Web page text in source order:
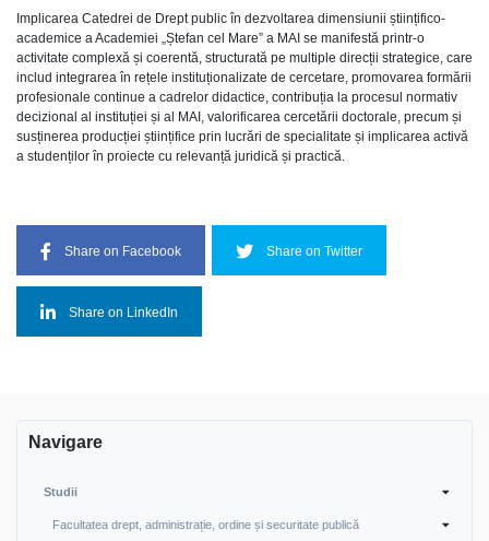
Implicarea Catedrei de Drept public în dezvoltarea dimensiunii științifico-
academice a Academiei „Ștefan cel Mare” a MAI se manifestă printr-o
activitate complexă și coerentă, structurată pe multiple direcții strategice, care
includ integrarea în rețele instituționalizate de cercetare, promovarea formării
profesionale continue a cadrelor didactice, contribuția la procesul normativ
decizional al instituției și al MAI, valorificarea cercetării doctorale, precum și
susținerea producției științifice prin lucrări de specialitate și implicarea activă
a studenților în proiecte cu relevanță juridică și practică.
Share on Facebook Share on Twitter
Share on LinkedIn
Navigare
Studii
Facultatea drept, administrație, ordine și securitate publică